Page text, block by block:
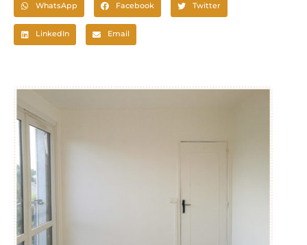
WhatsApp Facebook Twitter
LinkedIn Email